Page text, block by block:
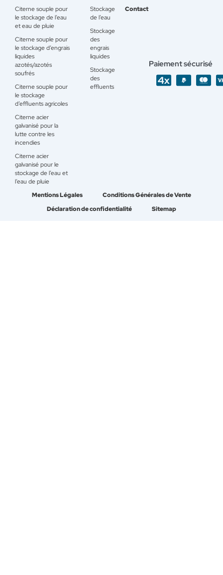
Citerne souple pour
le stockage de l’eau
et eau de pluie
Citerne souple pour
le stockage d’engrais
liquides
azotés/azotés
soufrés
Citerne souple pour
le stockage
d’effluents agricoles
Citerne acier
galvanisé pour la
lutte contre les
incendies
Citerne acier
galvanisé pour le
stockage de l’eau et
l’eau de pluie
Stockage
de l’eau
Stockage
des
engrais
liquides
Stockage
des
effluents
Contact
Paiement sécurisé
Mentions Légales
Conditions Générales de Vente
Déclaration de confidentialité
Sitemap